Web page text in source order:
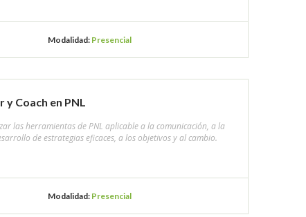
Modalidad: Presencial
Coach en PNL
las herramientas de PNL aplicable a la comunicación, a la
de estrategias eficaces, a los objetivos y al cambio.
Modalidad: Presencial